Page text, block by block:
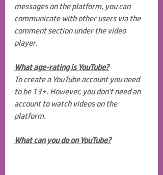
messages on the platform, you can
communicate with other users via the
comment section under the video
player.
What age-rating is YouTube?
To create a YouTube account you need
to be 13+. However, you don’t need an
account to watch videos on the
platform.
What can you do on YouTube?